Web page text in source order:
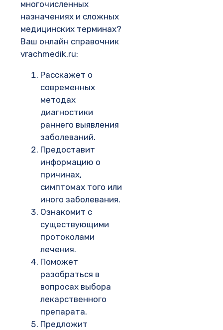
многочисленных
назначениях и сложных
медицинских терминах?
Ваш онлайн справочник
vrachmedik.ru:
Расскажет о
современных
методах
диагностики
раннего выявления
заболеваний.
Предоставит
информацию о
причинах,
симптомах того или
иного заболевания.
Ознакомит с
существующими
протоколами
лечения.
Поможет
разобраться в
вопросах выбора
лекарственного
препарата.
Предложит